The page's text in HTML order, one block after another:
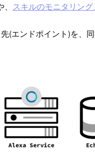
スキルのモニタリン
(エンドポイント)を、